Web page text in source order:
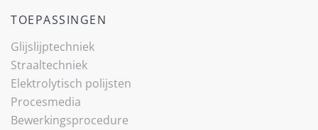
TOEPASSINGEN
Glijslijp­techniek
Straaltechniek(current)
Elektrolytisch polijsten
Procesmedia
Bewerkingsprocedure